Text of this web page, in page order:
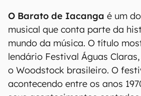
O Barato de Iacanga é um
musical que conta parte da
mundo da música. O título
lendário Festival Águas
o Woodstock brasileiro. O
acontecendo entre os anos